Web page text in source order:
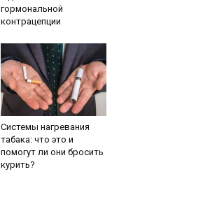
гормональной
контрацепции
Системы нагревания
табака: что это и
помогут ли они бросить
курить?